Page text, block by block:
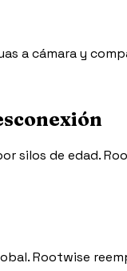
a cámara y
silos de edad.
Rootwise